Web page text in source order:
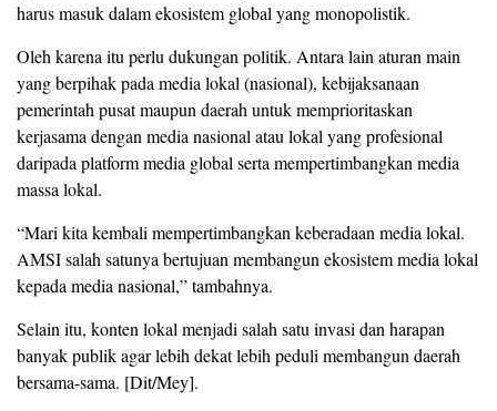
harus masuk dalam ekosistem global yang monopolistik.
Oleh karena itu perlu dukungan politik. Antara lain aturan main
yang berpihak pada media lokal (nasional), kebijaksanaan
pemerintah pusat maupun daerah untuk memprioritaskan
kerjasama dengan media nasional atau lokal yang profesional
daripada platform media global serta mempertimbangkan media
massa lokal.
“Mari kita kembali mempertimbangkan keberadaan media lokal.
AMSI salah satunya bertujuan membangun ekosistem media lokal
kepada media nasional,” tambahnya.
Selain itu, konten lokal menjadi salah satu invasi dan harapan
banyak publik agar lebih dekat lebih peduli membangun daerah
bersama-sama. [Dit/Mey].